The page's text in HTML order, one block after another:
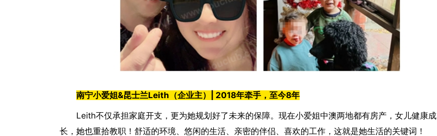
南宁小爱姐&昆士兰Leith （企业主） | 2018年牵手，至今8年
Leith不仅承担家庭开支，更为她规划好了未来的保障。现在小爱姐中澳两地都有房产，女儿健康成
长，她也重拾教职！舒适的环境、悠闲的生活、亲密的伴侣、喜欢的工作，这就是她生活的关键词！